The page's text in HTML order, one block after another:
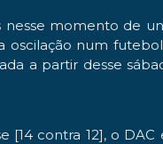
momento de
oscilação num
a partir desse
contra 12], o